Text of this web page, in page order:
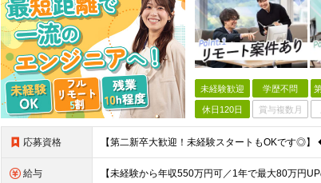
未経験歓迎 学歴不問
休日120日 賞与複数月
応募資格
給与